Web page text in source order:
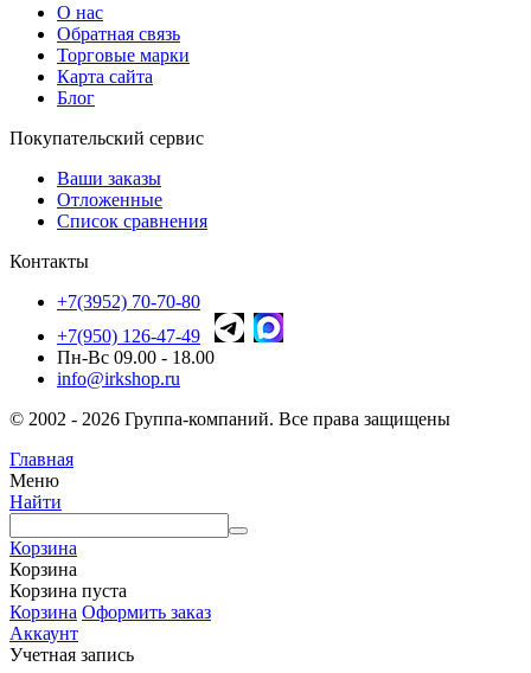
О нас
Обратная связь
Торговые марки
Карта сайта
Блог
Покупательский сервис
Ваши заказы
Отложенные
Список сравнения
Контакты
+7(3952) 70-70-80
+7(950) 126-47-49
Пн-Вс 09.00 - 18.00
info@irkshop.ru
© 2002 - 2026 Группа-компаний. Все права защищены
Главная
Меню
Найти
Корзина
Корзина
Корзина пуста
Корзина Оформить заказ
Аккаунт
Учетная запись